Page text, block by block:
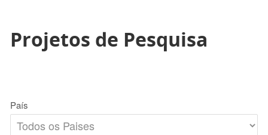
Projetos de Pesquisa
País